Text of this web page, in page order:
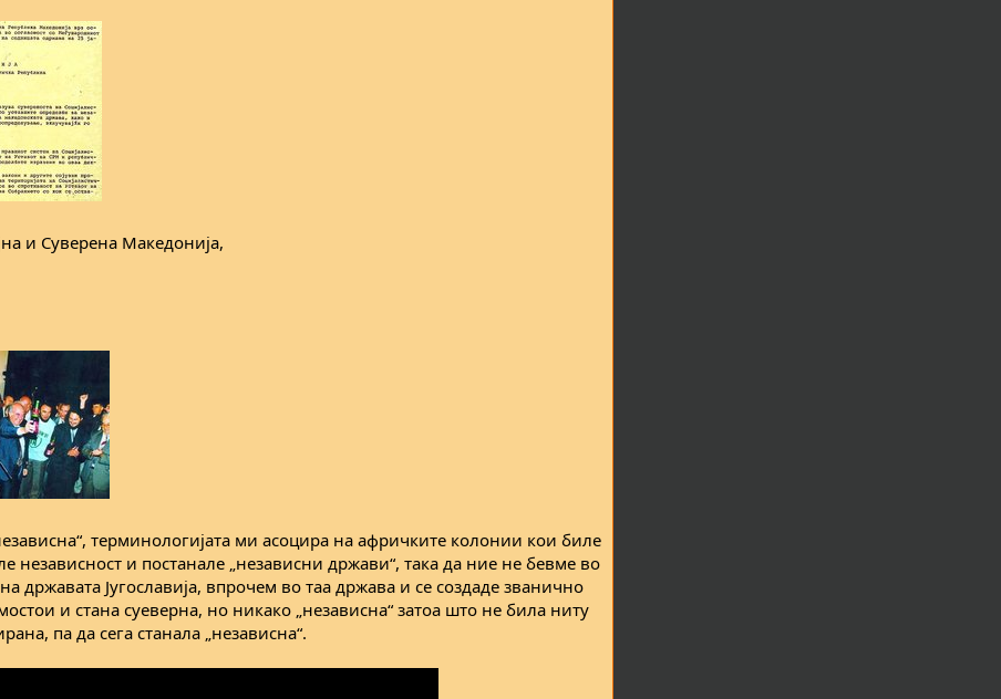
и Суверена Македонија,
терминологијата ми асоцира на афричките колонии кои биле
независност и постанале „независни држави“, така да ние не бевме во
државата Југославија, впрочем во таа држава и се создаде званично
и стана суеверна, но никако „независна“ затоа што не била ниту
па да сега станала „независна“.